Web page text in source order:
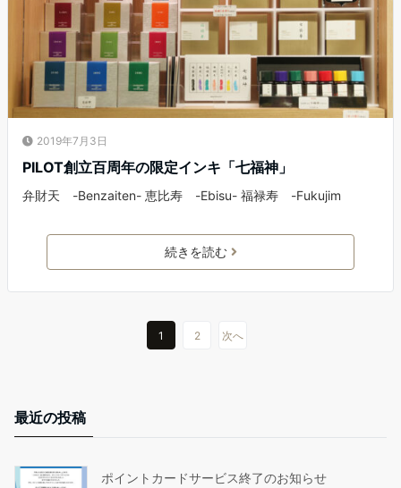
2019年7月3日
PILOT創立百周年の限定インキ「七福神」
弁財天 -Benzaiten- 恵比寿 -Ebisu- 福禄寿 -Fukujim
続きを読む
1 2 次へ
最近の投稿
ポイントカードサービス終了のお知らせ